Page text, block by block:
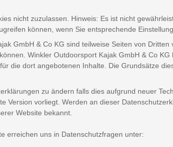
nicht zuzulassen. Hinweis: Es ist nicht
können, wenn Sie entsprechende
GmbH & Co KG sind teilweise Seiten von Dritten
Winkler Outdoorsport Kajak GmbH & Co KG
die dort angebotenen Inhalte. Die Grundsätze
zu ändern falls dies aufgrund neuer
Version vorliegt. Werden an dieser
Website bekannt.
erreichen uns in Datenschutzfragen unter: